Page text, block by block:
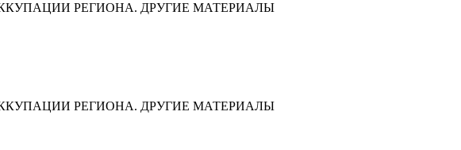
РЕГИОНА. ДРУГИЕ МАТЕРИАЛЫ
РЕГИОНА. ДРУГИЕ МАТЕРИАЛЫ